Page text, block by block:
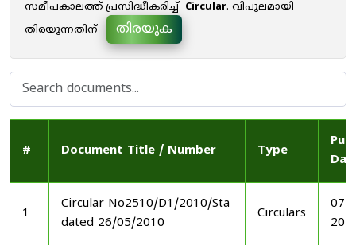
സമീപകാലത്ത് പ്രസിദ്ധീകരിച്ച് Circular. വിപുലമായി
തിരയുന്നതിന്
തിരയുക
# Document Title / Number Type
1
Circular No2510/D1/2010/Sta
dated 26/05/2010
Circulars
07-